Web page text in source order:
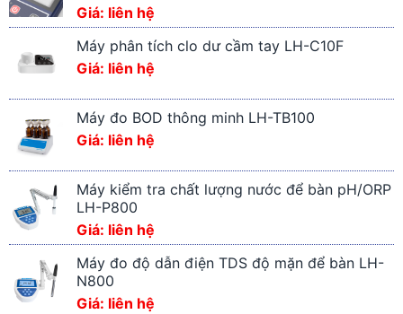
Giá: liên hệ
Máy phân tích clo dư cầm tay LH-C10F
Giá: liên hệ
Máy đo BOD thông minh LH-TB100
Giá: liên hệ
Máy kiểm tra chất lượng nước để bàn pH/ORP
LH-P800
Giá: liên hệ
Máy đo độ dẫn điện TDS độ mặn để bàn LH-
N800
Giá: liên hệ